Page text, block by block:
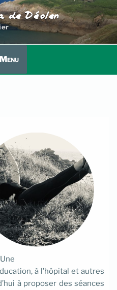
de Déolen
Menu
à l’hôpital et autres
à proposer des séances